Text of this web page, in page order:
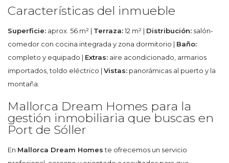
Características del inmueble
Superficie: aprox. 56 m² | Terraza:12 m² | Distribución: salón-
comedor con cocina integrada y zona dormitorio | Baño:
completo y equipado | Extras: aire acondicionado, armarios
importados, toldo eléctrico | Vistas: panorámicas al puerto y la
montaña.
Mallorca Dream Homes para la
gestión inmobiliaria que buscas en
Port de Sóller
En Mallorca Dream Homeste ofrecemos un servicio